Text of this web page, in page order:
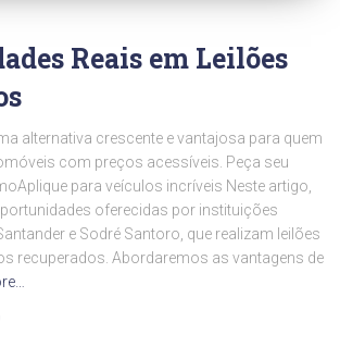
Reais em Leilões
alternativa crescente e vantajosa para quem
com preços acessíveis. Peça seu
para veículos incríveis Neste artigo,
oferecidas por instituições
e Sodré Santoro, que realizam leilões
recuperados. Abordaremos as vantagens de